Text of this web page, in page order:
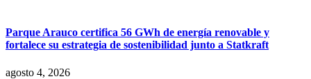
Parque Arauco certifica 56 GWh de energía renovable y
fortalece su estrategia de sostenibilidad junto a Statkraft
agosto 4, 2026